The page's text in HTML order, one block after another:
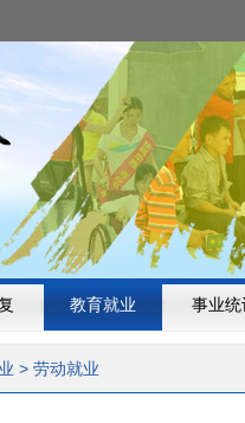
教育就业 事业统
> 劳动就业